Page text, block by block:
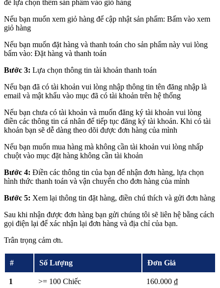
để lựa chọn thêm sản phẩm vào giỏ hàng
Nếu bạn muốn xem giỏ hàng để cập nhật sản phẩm: Bấm vào xem
giỏ hàng
Nếu bạn muốn đặt hàng và thanh toán cho sản phẩm này vui lòng
bấm vào: Đặt hàng và thanh toán
Bước 3: Lựa chọn thông tin tài khoản thanh toán
Nếu bạn đã có tài khoản vui lòng nhập thông tin tên đăng nhập là
email và mật khẩu vào mục đã có tài khoản trên hệ thống
Nếu bạn chưa có tài khoản và muốn đăng ký tài khoản vui lòng
điền các thông tin cá nhân để tiếp tục đăng ký tài khoản. Khi có tài
khoản bạn sẽ dễ dàng theo dõi được đơn hàng của mình
Nếu bạn muốn mua hàng mà không cần tài khoản vui lòng nhấp
chuột vào mục đặt hàng không cần tài khoản
Bước 4: Điền các thông tin của bạn để nhận đơn hàng, lựa chọn
hình thức thanh toán và vận chuyển cho đơn hàng của mình
Bước 5: Xem lại thông tin đặt hàng, điền chú thích và gửi đơn hàng
Sau khi nhận được đơn hàng bạn gửi chúng tôi sẽ liên hệ bằng cách
gọi điện lại để xác nhận lại đơn hàng và địa chỉ của bạn.
Trân trọng cảm ơn.
# Số Lượng Đơn Giá
1 >= 100 Chiếc 160.000 ₫